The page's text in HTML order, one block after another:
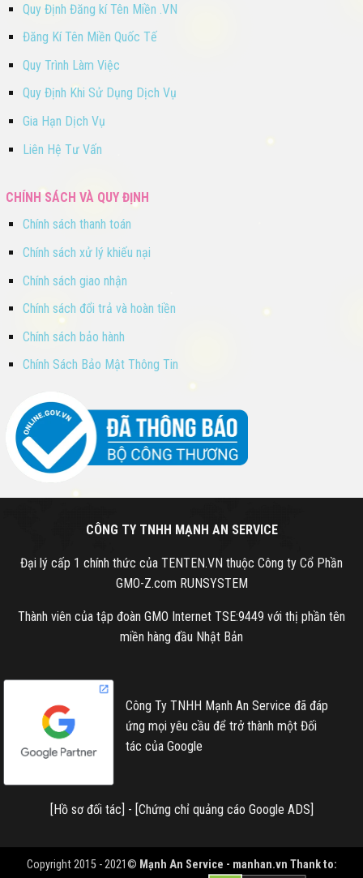
Quy Định Đăng kí Tên Miền .VN
Đăng Kí Tên Miền Quốc Tế
Quy Trình Làm Việc
Quy Định Khi Sử Dụng Dịch Vụ
Gia Hạn Dịch Vụ
Liên Hệ Tư Vấn
CHÍNH SÁCH VÀ QUY ĐỊNH
Chính sách thanh toán
Chính sách xử lý khiếu nại
Chính sách giao nhận
Chính sách đổi trả và hoàn tiền
Chính sách bảo hành
Chính Sách Bảo Mật Thông Tin
CÔNG TY TNHH MẠNH AN SERVICE
Đại lý cấp 1 chính thức của TENTEN.VN thuộc Công ty Cổ Phần
GMO-Z.com RUNSYSTEM
Thành viên của tập đoàn GMO Internet TSE:9449 với thị phần tên
miền hàng đầu Nhật Bản
Công Ty TNHH Mạnh An Service đã đáp
ứng mọi yêu cầu để trở thành một Đối
tác của Google
[Hồ sơ đối tác] - [Chứng chỉ quảng cáo Google ADS]
Copyright 2015 - 2021© Mạnh An Service - manhan.vn Thank to: